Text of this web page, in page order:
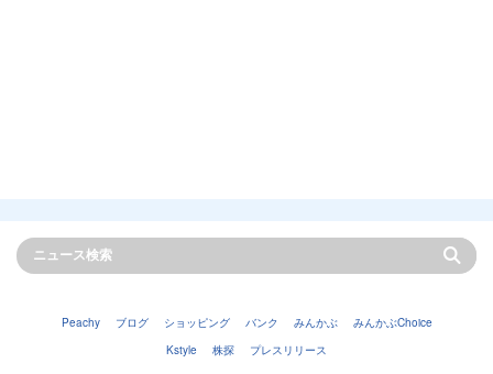
Peachy ブログ ショッピング バンク みんかぶ
みんかぶChoice
Kstyle
株探 プレスリリース